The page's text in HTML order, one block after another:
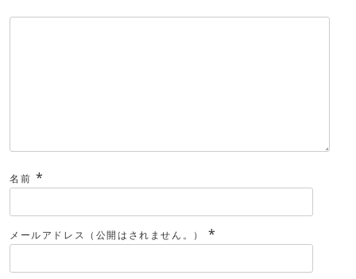
名前 *
メールアドレス（公開はされません。） *